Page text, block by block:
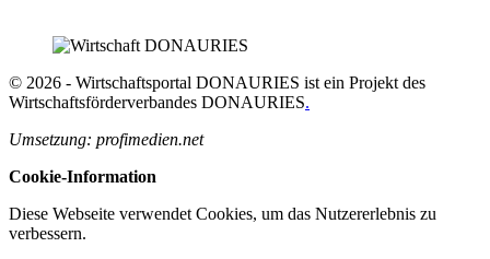
© 2026 - Wirtschaftsportal DONAURIES ist ein Projekt des
Wirtschaftsförderverbandes DONAURIES.
Umsetzung: profimedien.net
Cookie-Information
Diese Webseite verwendet Cookies, um das Nutzererlebnis zu
verbessern.